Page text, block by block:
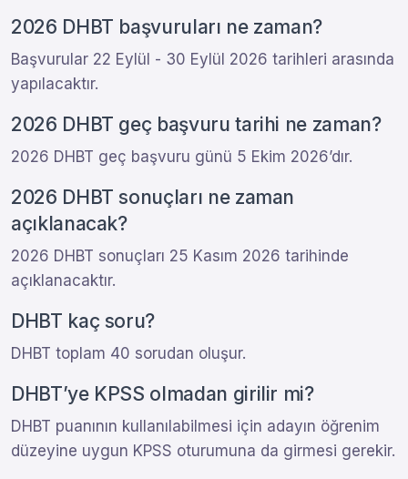
2026 DHBT başvuruları ne zaman?
Başvurular 22 Eylül - 30 Eylül 2026 tarihleri arasında
yapılacaktır.
2026 DHBT geç başvuru tarihi ne zaman?
2026 DHBT geç başvuru günü 5 Ekim 2026’dır.
2026 DHBT sonuçları ne zaman
açıklanacak?
2026 DHBT sonuçları 25 Kasım 2026 tarihinde
açıklanacaktır.
DHBT kaç soru?
DHBT toplam 40 sorudan oluşur.
DHBT’ye KPSS olmadan girilir mi?
DHBT puanının kullanılabilmesi için adayın öğrenim
düzeyine uygun KPSS oturumuna da girmesi gerekir.